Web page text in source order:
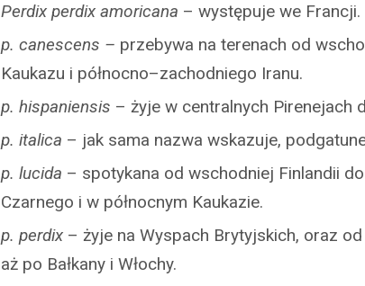
Perdix perdix amoricana – występuje we Francji.
p. canescens – przebywa na terenach od
Kaukazu i północno–zachodniego Iranu.
p. hispaniensis – żyje w centralnych Pirenejach
p. italica – jak sama nazwa wskazuje,
p. lucida – spotykana od wschodniej Finlandii
Czarnego i w północnym Kaukazie.
p. perdix – żyje na Wyspach Brytyjskich, oraz
aż po Bałkany i Włochy.